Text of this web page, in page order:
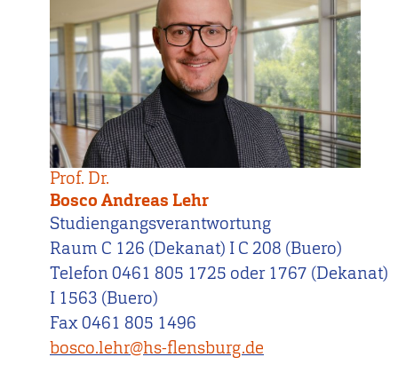
Prof. Dr.
Bosco Andreas Lehr
Studiengangsverantwortung
Raum C 126 (Dekanat) I C 208 (Buero)
Telefon 0461 805 1725 oder 1767 (Dekanat)
I 1563 (Buero)
Fax 0461 805 1496
bosco.lehr@hs-flensburg.de